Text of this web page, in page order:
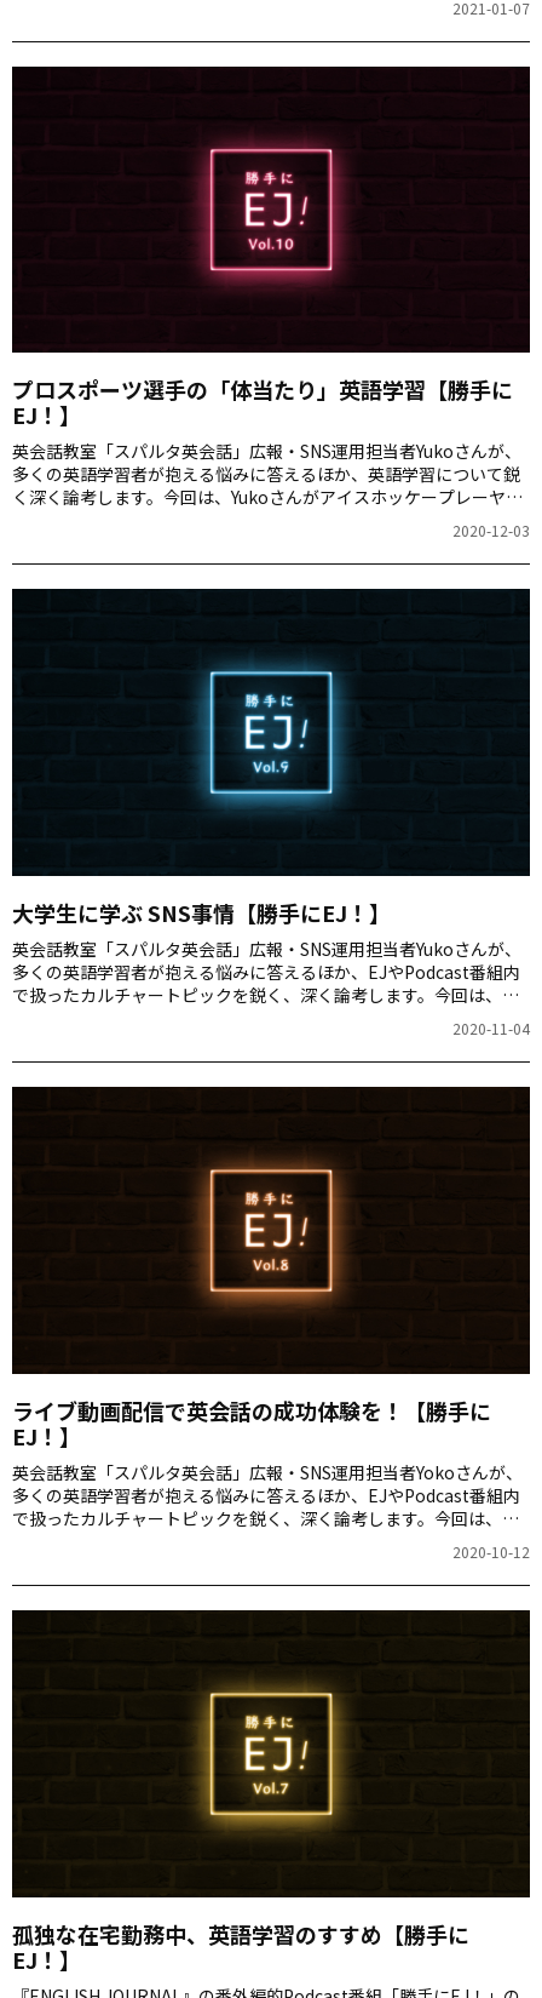
2021-01-07
プロスポーツ選手の「体当たり」英語学習【勝手に
EJ！】
英会話教室「スパルタ英会話」広報・SNS運用担当者Yukoさんが、
多くの英語学習者が抱える悩みに答えるほか、英語学習について鋭
く深く論考します。今回は、Yukoさんがアイスホッケープレーヤ
ー、平野裕志朗選手から聞いた英語習得法をご紹介します。2020-12-03
大学生に学ぶ SNS事情【勝手にEJ！】
英会話教室「スパルタ英会話」広報・SNS運用担当者Yukoさんが、
多くの英語学習者が抱える悩みに答えるほか、EJやPodcast番組内
で扱ったカルチャートピックを鋭く、深く論考します。今回は、
Yukoさんが実家に帰省して見つけた新しいSNSの使い方についてお
2020-11-04
ライブ動画配信で英会話の成功体験を！【勝手に
EJ！】
英会話教室「スパルタ英会話」広報・SNS運用担当者Yokoさんが、
多くの英語学習者が抱える悩みに答えるほか、EJやPodcast番組内
で扱ったカルチャートピックを鋭く、深く論考します。今回は、
Yokoさんがライブ動画配信を通して経験した成功体験についてご紹
2020-10-12
孤独な在宅勤務中、英語学習のすすめ【勝手に
EJ！】